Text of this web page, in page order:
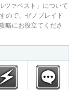
ツァベスト」について
ので、ゼノブレイド
略にお役立てくださ